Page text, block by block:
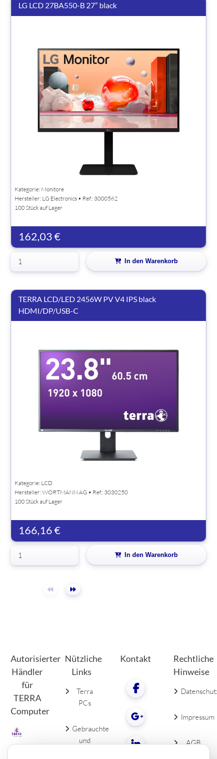
LG LCD 27BA550-B 27” black
Kategorie: Monitore
Hersteller: LG Electronics • Ref.: 3000562
100 Stück auf Lager
162,03 €
In den Warenkorb
TERRA LCD/LED 2456W PV V4 IPS black
HDMI/DP/USB-C
Kategorie: LCD
Hersteller:WORTMANN AG • Ref.: 3030250
100 Stück auf Lager
166,16 €
In den Warenkorb
Autorisierter
Händler
für
TERRA
Computer
Nützliche
Links
Terra
PCs
Gebrauchte
und
Kontakt
Rechtliche
Hinweise
Impressum
AGB